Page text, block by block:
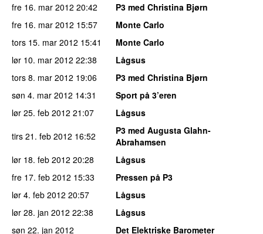
fre 16. mar 2012 20:42
P3 med Christina Bjørn
fre 16. mar 2012 15:57
Monte Carlo
tors 15. mar 2012 15:41
Monte Carlo
lør 10. mar 2012 22:38
Lågsus
tors 8. mar 2012 19:06
P3 med Christina Bjørn
søn 4. mar 2012 14:31
Sport på 3’eren
lør 25. feb 2012 21:07
Lågsus
tirs 21. feb 2012 16:52
P3 med Augusta Glahn-
Abrahamsen
lør 18. feb 2012 20:28
Lågsus
fre 17. feb 2012 15:33
Pressen på P3
lør 4. feb 2012 20:57
Lågsus
lør 28. jan 2012 22:38
Lågsus
søn 22. jan 2012
Det Elektriske Barometer